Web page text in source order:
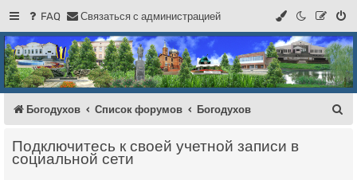
FAQ Связаться с администрацией
Регистрация
Форум Богодухова
Богодухов
Богодухов Список форумов Богодухов
Подключитесь к своей учетной записи в
социальной сети